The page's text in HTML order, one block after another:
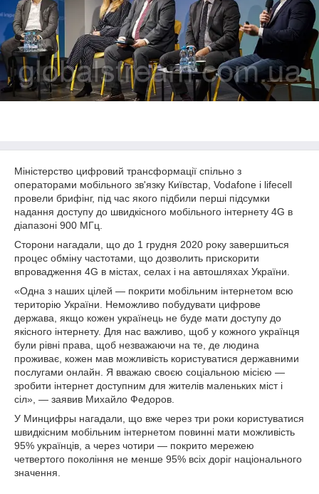
Міністерство цифровий трансформації спільно з
операторами мобільного зв'язку Київстар, Vodafone і lifecell
провели брифінг, під час якого підбили перші підсумки
надання доступу до швидкісного мобільного інтернету 4G в
діапазоні 900 МГц.
Сторони нагадали, що до 1 грудня 2020 року завершиться
процес обміну частотами, що дозволить прискорити
впровадження 4G в містах, селах і на автошляхах України.
«Одна з наших цілей — покрити мобільним інтернетом всю
територію України. Неможливо побудувати цифрове
держава, якщо кожен українець не буде мати доступу до
якісного інтернету. Для нас важливо, щоб у кожного українця
були рівні права, щоб незважаючи на те, де людина
проживає, кожен мав можливість користуватися державними
послугами онлайн. Я вважаю своєю соціальною місією —
зробити інтернет доступним для жителів маленьких міст і
сіл», — заявив Михайло Федоров.
У Минцифры нагадали, що вже через три роки користуватися
швидкісним мобільним інтернетом повинні мати можливість
95% українців, а через чотири — покрито мережею
четвертого покоління не менше 95% всіх доріг національного
значення.